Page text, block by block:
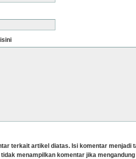
terkait artikel diatas. Isi komentar menjadi
menampilkan komentar jika